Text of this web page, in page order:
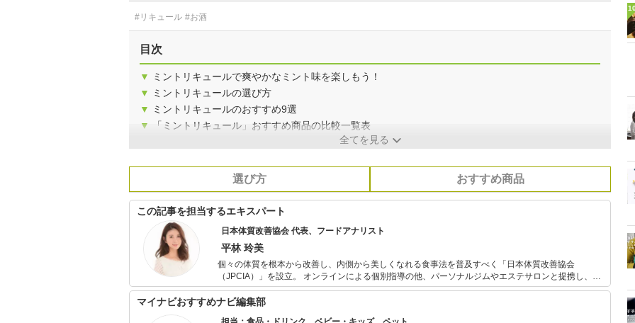
#リキュール #お酒
目次
▼
ミントリキュールで爽やかなミント味を楽しもう！
▼
ミントリキュールの選び方
▼
ミントリキュールのおすすめ9選
▼
「ミントリキュール」おすすめ商品の比較一覧表
全てを見る
選び方 おすすめ商品
この記事を担当するエキスパート
日本体質改善協会 代表、フードアナリスト
平林 玲美
個々の体質を根本から改善し、内側から美しくなれる食事法を普及すべく「日本体質改善協会
（JPCIA）」を設立。 オンラインによる個別指導の他、パーソナルジムやエステサロンと提携し、体
質改善を目的とする食事指導を行う。 また、各種メディアにて食にまつわる美容・健康情報や今日か
ら取り入れられる簡単ダイエット・体質改善メソッドを発信している。 フードアナリスト協会主催・
マイナビおすすめナビ編集部